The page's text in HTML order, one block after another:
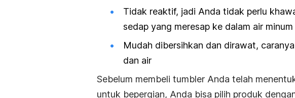
Tidak reaktif, jadi Anda tidak perlu
sedap yang meresap ke dalam air minum
Mudah dibersihkan dan dirawat,
dan air
Sebelum membeli tumbler Anda telah
untuk bepergian, Anda bisa pilih produk